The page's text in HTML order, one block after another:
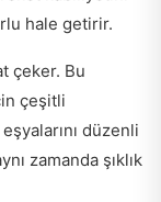
hale getirir.
çeker. Bu
çeşitli
düzenli
zamanda şıklık